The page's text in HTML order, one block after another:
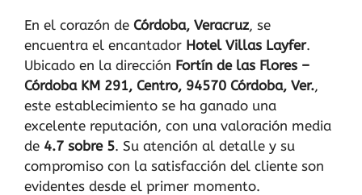
En el corazón de Córdoba, Veracruz, se
encuentra el encantador Hotel Villas Layfer.
Ubicado en la dirección Fortín de las Flores –
Córdoba KM 291, Centro, 94570 Córdoba, Ver.,
este establecimiento se ha ganado una
excelente reputación, con una valoración media
de 4.7 sobre 5. Su atención al detalle y su
compromiso con la satisfacción del cliente son
evidentes desde el primer momento.